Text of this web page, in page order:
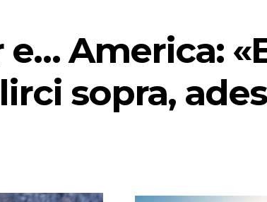
America:
sopra,